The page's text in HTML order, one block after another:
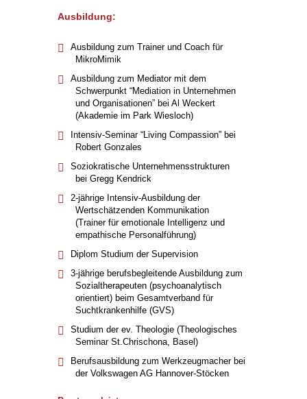
Ausbildung:
Ausbildung zum Trainer und Coach für
MikroMimik
Ausbildung zum Mediator mit dem
Schwerpunkt “Mediation in Unternehmen
und Organisationen” bei Al Weckert
(Akademie im Park Wiesloch)
Intensiv-Seminar “Living Compassion” bei
Robert Gonzales
Soziokratische Unternehmensstrukturen
bei Gregg Kendrick
2-jährige Intensiv-Ausbildung der
Wertschätzenden Kommunikation
(Trainer für emotionale Intelligenz und
empathische Personalführung)
Diplom Studium der Supervision
3-jährige berufsbegleitende Ausbildung zum
Sozialtherapeuten (psychoanalytisch
orientiert) beim Gesamtverband für
Suchtkrankenhilfe (GVS)
Studium der ev. Theologie (Theologisches
Seminar St.Chrischona, Basel)
Berufsausbildung zum Werkzeugmacher bei
der Volkswagen AG Hannover-Stöcken